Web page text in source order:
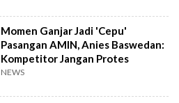
Momen Ganjar Jadi 'Cepu'
Pasangan AMIN, Anies Baswedan:
Kompetitor Jangan Protes
NEWS